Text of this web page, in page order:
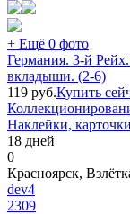
+ Ещё 0 фото
Германия. 3-й
вкладыши. (2-6)
119 руб.Купить
Наклейки,
18 дней
0
Красноярск,
dev4
2309